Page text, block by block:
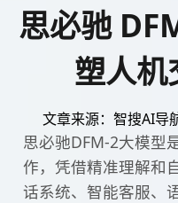
思必驰
塑人机
文章来源：智搜AI导
思必驰DFM-2大模型
作，凭借精准理解和
话系统、智能客服、